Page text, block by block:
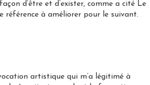
d’être et d’exister, comme a cité Le
référence à améliorer pour le suivant.
artistique qui m’a légitimé à